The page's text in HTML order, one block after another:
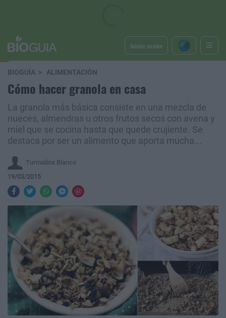
Iniciar sesión
BIOGUÍA ALIMENTACIÓN
Cómo hacer granola en casa
La granola más básica consiste en una mezcla de
nueces, almendras u otros frutos secos con avena y
miel que se cocina hasta que quede crujiente. Se
destaca por ser un alimento que aporta mucha...
Turmalina Blanco
19/03/2015